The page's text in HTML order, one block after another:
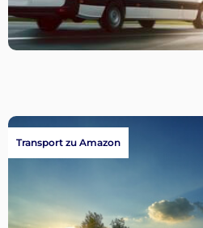
Transport zu Amazon